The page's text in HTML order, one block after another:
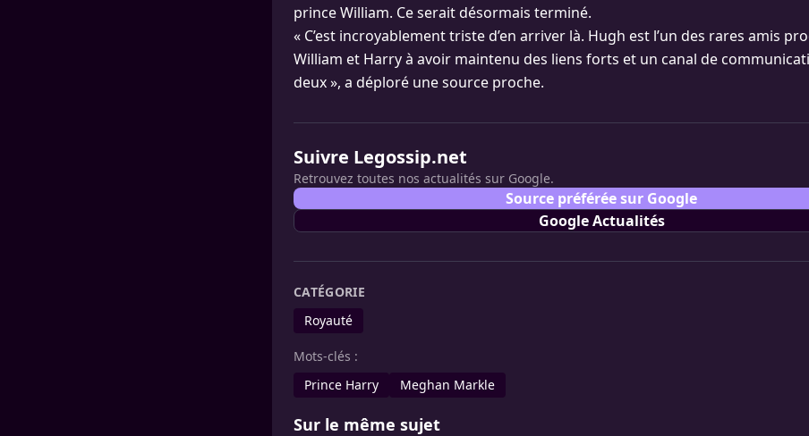
prince William. Ce serait désormais terminé.
« C’est incroyablement triste d’en arriver là. Hugh est l’un des rares amis
William et Harry à avoir maintenu des liens forts et un canal de
deux », a déploré une source proche.
Suivre Legossip.net
Retrouvez toutes nos actualités sur Google.
Source préférée sur Google
Google Actualités
CATÉGORIE
Royauté
Mots-clés :
Prince Harry
Meghan Markle
Sur le même sujet